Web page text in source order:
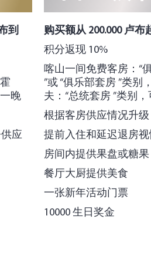
到
晚
应
购买额从 200.000 卢布
积分返现 10%
喀山一间免费客房：“
”或 “俱乐部套房 ”类别
夫：“总统套房 ”类别
根据客房供应情况升级
提前入住和延迟退房
房间内提供果盘或糖果
餐厅大厨提供美食
一张新年活动门票
10000 生日奖金